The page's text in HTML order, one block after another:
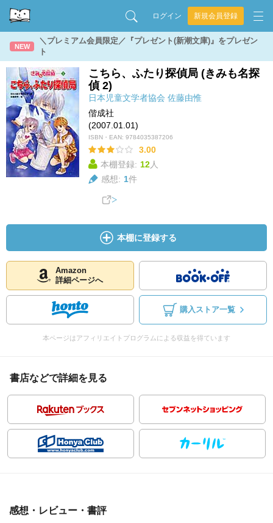
ログイン 新規会員登録
NEW
＼プレミアム会員限定／『プレゼント(新潮文庫)』をプレゼン
ト
こちら、ふたり探偵局 (きみも名探
偵 2)
日本児童文学者協会 佐藤由惟
偕成社
(2007.01.01)
ISBN・EAN: 9784035387206
3.00
本棚登録: 12人
感想: 1件
本棚に登録する
Amazon
詳細ページへ
購入ストア一覧
本ページはアフィリエイトプログラムによる収益を得ています
書店などで詳細を見る
感想・レビュー・書評